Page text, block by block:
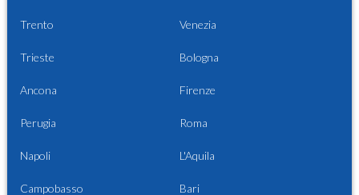
Trento Venezia
Trieste Bologna
Ancona Firenze
Perugia Roma
Napoli L'Aquila
Campobasso Bari